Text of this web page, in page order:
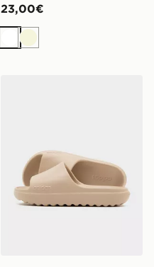
23,00€
BiancoBeige